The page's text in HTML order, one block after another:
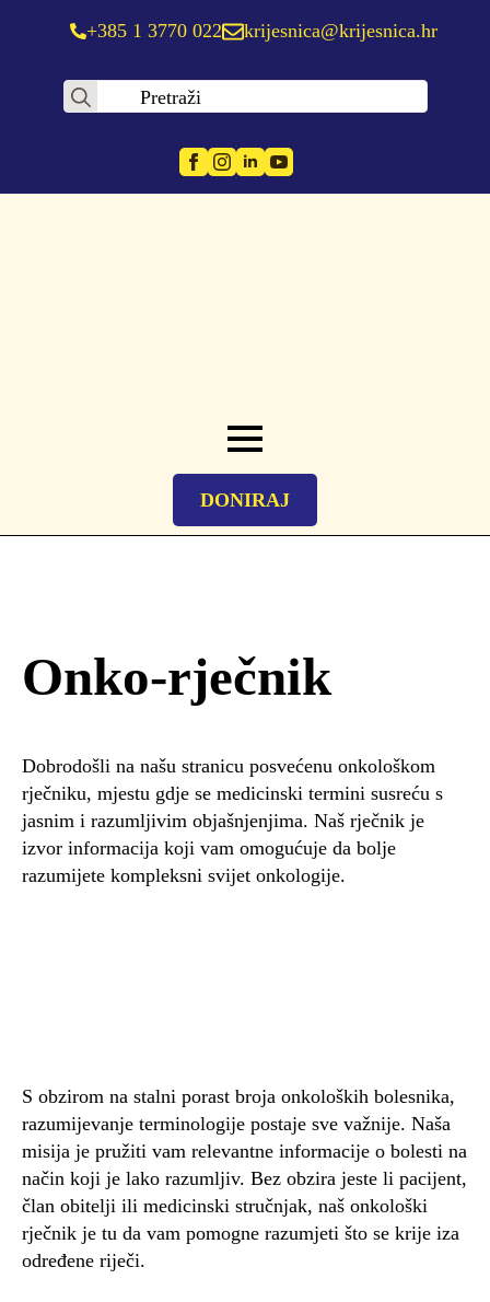
+385 1 3770 022 krijesnica@krijesnica.hr
Search
DONIRAJ
Onko-rječnik
Dobrodošli na našu stranicu posvećenu onkološkom
rječniku, mjestu gdje se medicinski termini susreću s
jasnim i razumljivim objašnjenjima. Naš rječnik je
izvor informacija koji vam omogućuje da bolje
razumijete kompleksni svijet onkologije.
S obzirom na stalni porast broja onkoloških bolesnika,
razumijevanje terminologije postaje sve važnije. Naša
misija je pružiti vam relevantne informacije o bolesti na
način koji je lako razumljiv. Bez obzira jeste li pacijent,
član obitelji ili medicinski stručnjak, naš onkološki
rječnik je tu da vam pomogne razumjeti što se krije iza
određene riječi.